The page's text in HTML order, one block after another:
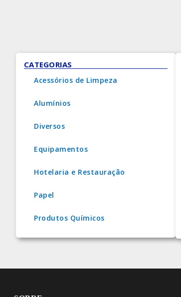
CATEGORIAS
Acessórios de Limpeza
Alumínios
Diversos
Equipamentos
Hotelaria e Restauração
Papel
Produtos Químicos